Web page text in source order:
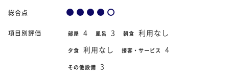
総合点
項目別評価 部屋 4 風呂 3 朝食 利用なし
夕食 利用なし 接客・サービス 4
その他設備 3